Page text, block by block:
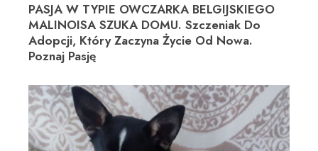
PASJA W TYPIE OWCZARKA BELGIJSKIEGO
MALINOISA SZUKA DOMU. Szczeniak Do
Adopcji, Który Zaczyna Życie Od Nowa.
Poznaj Pasję